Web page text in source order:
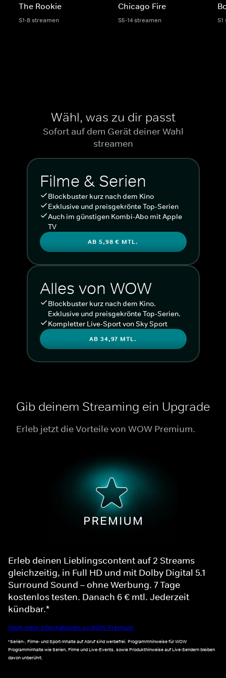
The Rookie
S1-8 streamen
Chicago Fire
S5-14 streamen
Wähl, was zu dir passt
Sofort auf dem Gerät deiner Wahl
streamen
Filme & Serien
Blockbuster kurz nach dem Kino
Exklusive und preisgekrönte Top-Serien
Auch im günstigen Kombi-Abo mit Apple
TV
AB 5,98 € MTL.
Alles von WOW
Blockbuster kurz nach dem Kino.
Exklusive und preisgekrönte Top-Serien.
Kompletter Live-Sport von Sky Sport
AB 34,97 MTL.
Gib deinem Streaming ein Upgrade
Erleb jetzt die Vorteile von WOW Premium.
Erleb deinen Lieblingscontent auf 2 Streams
gleichzeitig, in Full HD und mit Dolby Digital 5.1
Surround Sound – ohne Werbung. 7 Tage
kostenlos testen. Danach 6 € mtl. Jederzeit
kündbar.*
Noch mehr Informationen zu WOW Premium
*Serien-, Filme- und Sport-Inhalte auf Abruf sind werbefrei. Programmhinweise für WOW
Programminhalte wie Serien, Filme und Live-Events, sowie Produkthinweise auf Live-Sendern bleiben
davon unberührt.